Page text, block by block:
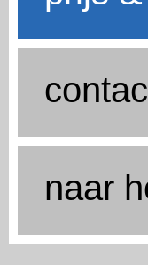
naar